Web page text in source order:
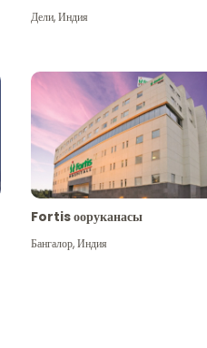
Дели,Индия
Fortis ооруканасы
Бангалор,Индия